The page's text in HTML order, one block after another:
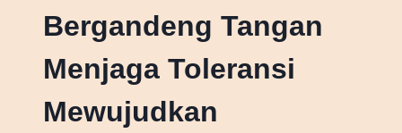
Bergandeng Tangan
Menjaga Toleransi
Mewujudkan